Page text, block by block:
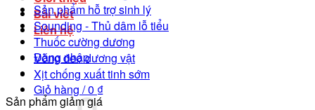
Bài viết
Liên hệ
Đăng nhập
Giỏ hàng /0 ₫
Sản phẩm hỗ trợ sinh lý
Sounding - Thủ dâm lỗ tiểu
Thuốc cường dương
Vòng đeo dương vật
Xịt chống xuất tinh sớm
Sản phẩm giảm giá